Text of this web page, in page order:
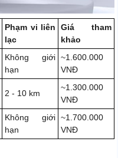
Phạm vi liên
lạc
Giá tham
khảo
Không giới
hạn
~1.600.000
VNĐ
2 - 10 km
~1.300.000
VNĐ
Không giới
hạn
~1.700.000
VNĐ